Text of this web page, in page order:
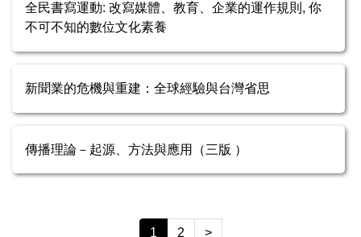
全民書寫運動: 改寫媒體、教育、企業的運作規則, 你
不可不知的數位文化素養
新聞業的危機與重建：全球經驗與台灣省思
傳播理論－起源、方法與應用（三版 ）
1 2 >